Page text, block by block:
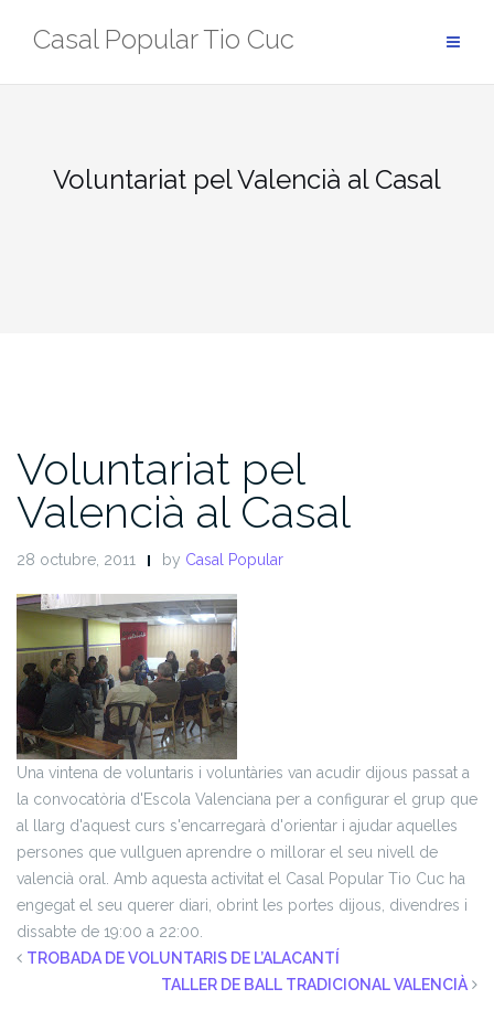
Casal Popular Tio Cuc
Voluntariat pel Valencià al Casal
Voluntariat pel
Valencià al Casal
28 octubre, 2011 by Casal Popular
Una vintena de voluntaris i voluntàries van acudir dijous passat a
la convocatòria d'Escola Valenciana per a configurar el grup que
al llarg d'aquest curs s'encarregarà d'orientar i ajudar aquelles
persones que vullguen aprendre o millorar el seu nivell de
valencià oral. Amb aquesta activitat el Casal Popular Tio Cuc ha
engegat el seu querer diari, obrint les portes dijous, divendres i
dissabte de 19:00 a 22:00.
TROBADA DE VOLUNTARIS DE L’ALACANTÍ
TALLER DE BALL TRADICIONAL VALENCIÀ